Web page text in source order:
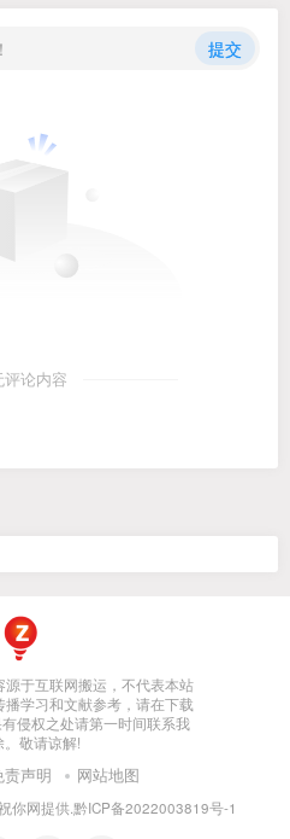
提交
评论内容
于互联网搬运，不代表本站
学习和文献参考，请在下载
侵权之处请第一时间联系我
。敬请谅解!
责声明 网站地图
你网提供.黔ICP备2022003819号-1